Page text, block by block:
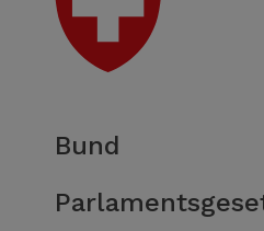
Bund